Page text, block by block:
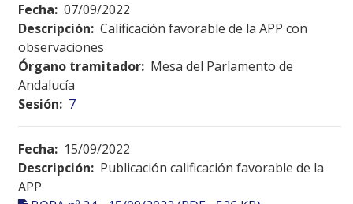
Fecha: 07/09/2022
Descripción: Calificación favorable de la APP con
observaciones
Órgano tramitador: Mesa del Parlamento de
Andalucía
Sesión: 7
Fecha: 15/09/2022
Descripción: Publicación calificación favorable de la
APP